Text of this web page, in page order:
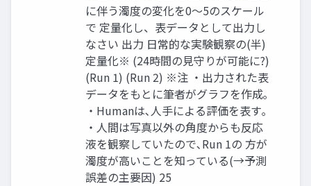
に伴う濁度の変化を0～5のスケール
で 定量化し、表データとして出力し
なさい 出力 日常的な実験観察の(半)
定量化※ (24時間の見守りが可能に?)
(Run 1) (Run 2) ※注 ・出力された表
データをもとに筆者がグラフを作成｡
・Humanは､人手による評価を表す｡
・人間は写真以外の角度からも反応
液を観察していたので､Run 1の 方が
濁度が高いことを知っている(→予測
誤差の主要因) 25